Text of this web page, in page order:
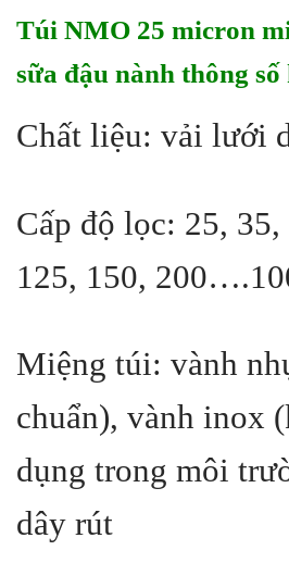
Túi NMO 25 micron
sữa đậu nành thông
Chất liệu: vải lưới
Cấp độ lọc: 25,
125, 150,
Miệng túi: vành
chuẩn), vành inox
dụng trong môi
dây rút